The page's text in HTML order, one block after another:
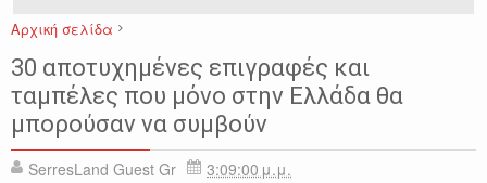
Αρχική σελίδα
ΑΣΤΕΙΑ & ΠΑΡΑΞΕΝΑ
ΕΙΚΟΝΕΣ ΕΠΙΓΡΑΦΕΣ
ΠΑΡΑΞΕΝΑ
GUESTS
30 αποτυχημένες επιγραφές και
ταμπέλες που μόνο στην Ελλάδα θα
μπορούσαν να συμβούν
SerresLand Guest Gr
3:09:00 μ.μ.